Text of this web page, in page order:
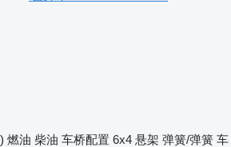
燃油 柴油 车桥配置 6x4 悬架 弹簧/弹簧 车